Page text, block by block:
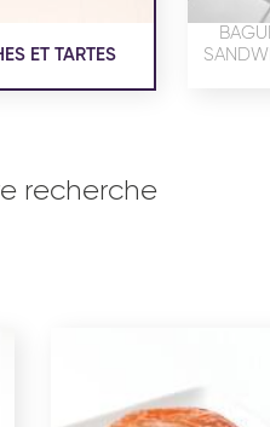
ET TARTES
recherche